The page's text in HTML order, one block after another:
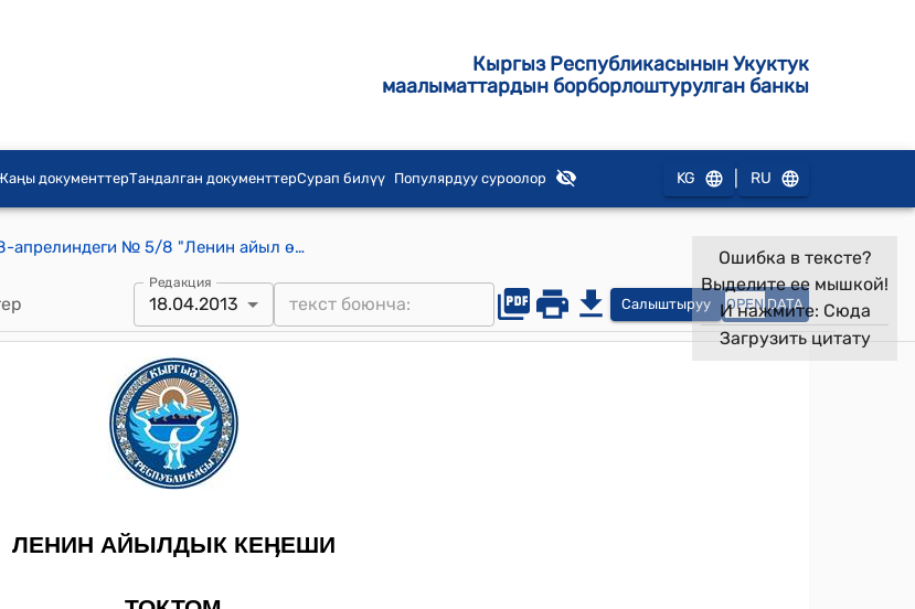
Кыргыз Республикасынын Укуктук
маалыматтардын борборлоштурулган банкы
документтерТандалган документтерСурап билүү Популярдуу суроолор KG RU
Ленин айылдык кеӊешинин 2013-жылдын 18-апрелиндеги № 5/8 "Ленин айыл өкмөтүнүн Гагарин айылынын тургундарын сел коркунүчүнан сактоо боюнча дамба байлоо жөнүндө" токтому
Редакция
18.04.2013 Салыштыруу OPEN DATA
Ошибка в тексте?
Выделите ее мышкой!
И нажмите: Сюда
Загрузить цитату